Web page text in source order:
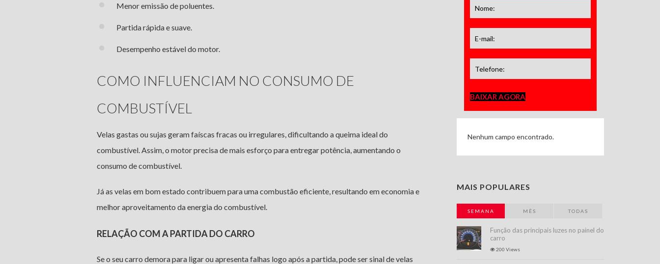
Menor emissão de poluentes.
Partida rápida e suave.
Desempenho estável do motor.
COMO INFLUENCIAM NO CONSUMO DE
COMBUSTÍVEL
Velas gastas ou sujas geram faíscas fracas ou irregulares, dificultando a queima ideal do
combustível. Assim, o motor precisa de mais esforço para entregar potência, aumentando o
consumo de combustível.
Já as velas em bom estado contribuem para uma combustão eficiente, resultando em economia e
melhor aproveitamento da energia do combustível.
RELAÇÃO COM A PARTIDA DO CARRO
Se o seu carro demora para ligar ou apresenta falhas logo após a partida, pode ser sinal de velas
BAIXAR AGORA
Nenhum campo encontrado.
MAIS POPULARES
SEMANA MÊS TODAS
Função das principais luzes no painel do
carro
200 Views